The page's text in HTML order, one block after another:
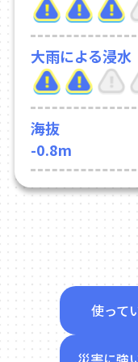
大雨による浸水
海抜
-0.8m
使って